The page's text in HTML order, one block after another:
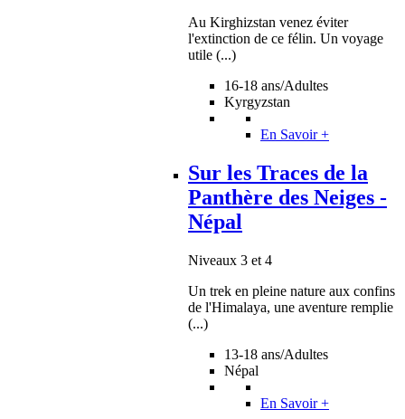
Au Kirghizstan venez éviter
l'extinction de ce félin. Un voyage
utile (...)
16-18 ans/Adultes
Kyrgyzstan
En Savoir +
Sur les Traces de la
Panthère des Neiges -
Népal
Niveaux 3 et 4
Un trek en pleine nature aux confins
de l'Himalaya, une aventure remplie
(...)
13-18 ans/Adultes
Népal
En Savoir +